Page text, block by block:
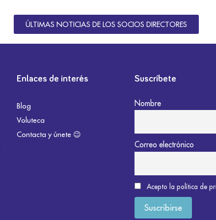
ÚLTIMAS NOTICIAS DE LOS SOCIOS DIRECTORES
Enlaces de interés
Blog
Voluteca
Contacta y únete 😉
Suscríbete
Nombre
Correo electrónico
Acepto la política de